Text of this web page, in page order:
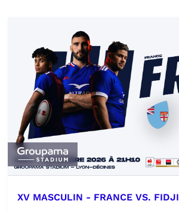
XV MASCULIN - FRANCE VS. FIDJI